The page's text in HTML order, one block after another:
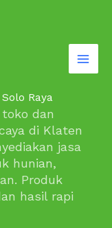
Raya
dan
di Klaten
jasa
hunian,
Produk
hasil rapi